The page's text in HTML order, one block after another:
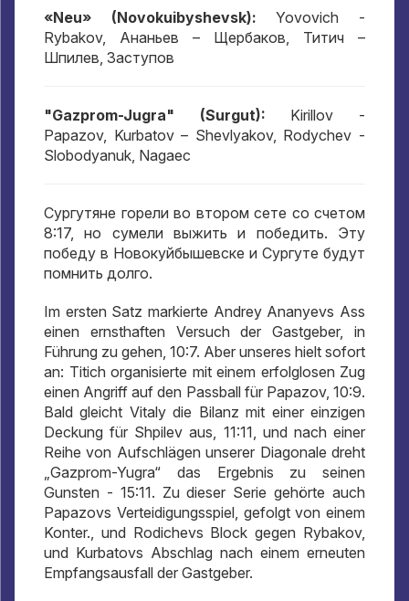
«Neu» (Novokuibyshevsk): Yovovich -
Rybakov, Ананьев – Щербаков, Титич –
Шпилев, Заступов
"Gazprom-Jugra" (Surgut): Kirillov -
Papazov, Kurbatov – Shevlyakov, Rodychev -
Slobodyanuk, Nagaec
Сургутяне горели во втором сете со счетом
8:17,но сумели выжить и победить. Эту
победу в Новокуйбышевске и Сургуте будут
помнить долго.
Im ersten Satz markierte Andrey Ananyevs Ass
einen ernsthaften Versuch der Gastgeber, in
Führung zu gehen, 10:7. Aber unseres hielt sofort
an: Titich organisierte mit einem erfolglosen Zug
einen Angriff auf den Passball für Papazov, 10:9.
Bald gleicht Vitaly die Bilanz mit einer einzigen
Deckung für Shpilev aus, 11:11, und nach einer
Reihe von Aufschlägen unserer Diagonale dreht
„Gazprom-Yugra“ das Ergebnis zu seinen
Gunsten - 15:11. Zu dieser Serie gehörte auch
Papazovs Verteidigungsspiel, gefolgt von einem
Konter., und Rodichevs Block gegen Rybakov,
und Kurbatovs Abschlag nach einem erneuten
Empfangsausfall der Gastgeber.